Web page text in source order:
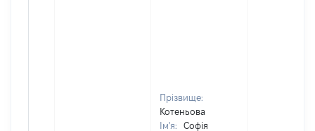
Прізвище:
Котеньова
Ім'я:
Софія